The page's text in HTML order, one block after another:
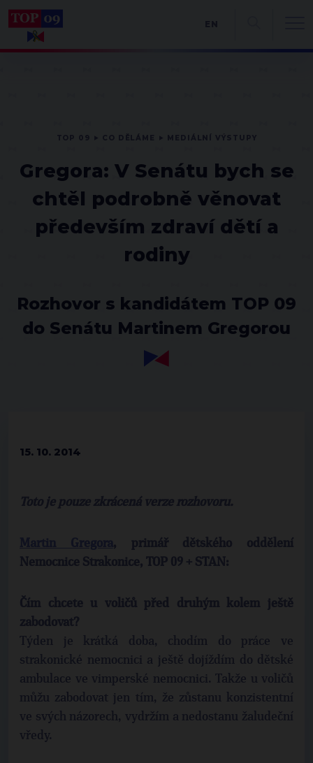
Gregora: V Senátu bych se
chtěl podrobně věnovat
především zdraví dětí a
rodiny
Rozhovor s kandidátem TOP 09
do Senátu Martinem Gregorou
15. 10. 2014
Toto je pouze zkrácená verze rozhovoru.
, primář dětského oddělení
Nemocnice Strakonice, TOP 09 + STAN:
Čím chcete u voličů před druhým kolem ještě
zabodovat?
Týden je krátká doba, chodím do práce ve
strakonické nemocnici a ještě dojíždím do dětské
ambulace ve vimperské nemocnici. Takže u voličů
můžu zabodovat jen tím, že zůstanu konzistentní
ve svých názorech, vydržím a nedostanu žaludeční
vředy.